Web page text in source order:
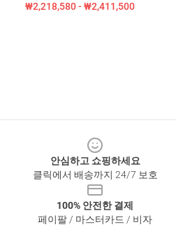
₩2,218,580 - ₩2,411,500
안심하고 쇼핑하세요
클릭에서 배송까지 24/7 보호
100% 안전한 결제
페이팔 / 마스터카드 / 비자